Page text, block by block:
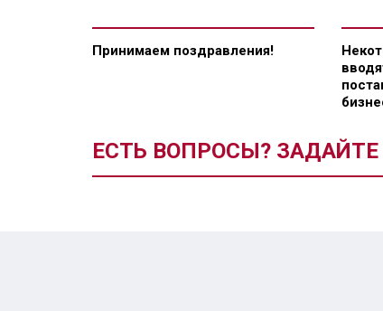
Принимаем поздравления!
ЕСТЬ ВОПРОСЫ?